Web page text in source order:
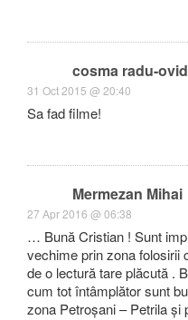
cosma radu-
31 Oct 2015 @ 20:40
Sa fad filme!
Mermezan Mihai
27 Apr 2016 @ 06:38
… Bună Cristian ! Sunt
vechime prin zona folosirii
de o lectură tare plăcută .
cum tot întâmplător sunt
zona Petroșani – Petrila și